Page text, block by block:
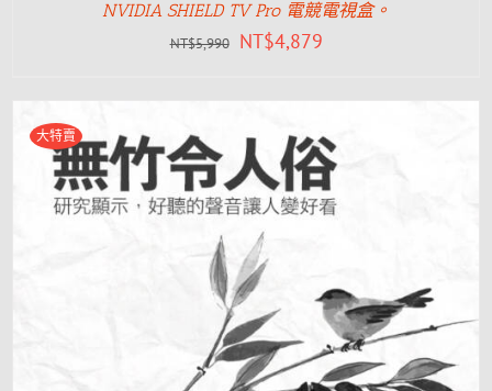
NVIDIA SHIELD TV Pro 電競電視盒。
NT$5,990 NT$4,879
大特賣